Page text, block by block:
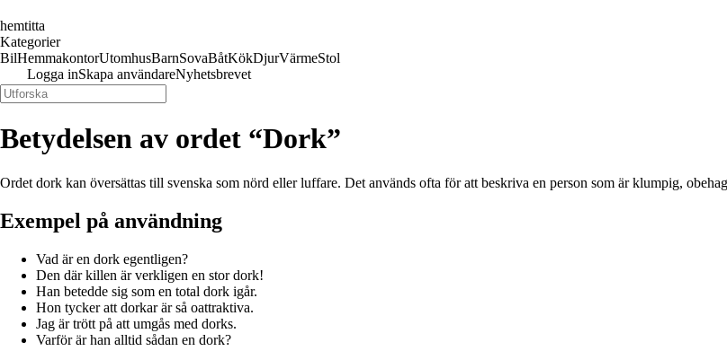
hemtitta
Kategorier
BilHemmakontorUtomhusBarnSovaBåtKökDjurVärmeStol
Logga inSkapa användareNyhetsbrevet
Betydelsen av ordet “Dork”
Ordet dork kan översättas till svenska som nörd eller luffare. Det används ofta för att beskriva en person som är klumpig,
Exempel på användning
Vad är en dork egentligen?
Den där killen är verkligen en stor dork!
Han betedde sig som en total dork igår.
Hon tycker att dorkar är så oattraktiva.
Jag är trött på att umgås med dorks.
Varför är han alltid sådan en dork?